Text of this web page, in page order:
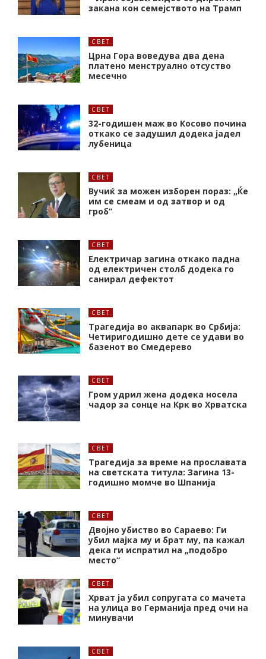
закана кон семејството на Трамп
СВЕТ
Црна Гора воведува два дена
платено менструално отсуство
месечно
СВЕТ
32-годишен маж во Косово почина
откако се задушил додека јадел
лубеница
СВЕТ
Вучиќ за можен изборен пораз: „Ќе
им се смеам и од затвор и од
гроб“
СВЕТ
Електричар загина откако падна
од електричен столб додека го
санирал дефектот
СВЕТ
Трагедија во аквапарк во Србија:
Четиригодишно дете се удави во
базенот во Смедерево
СВЕТ
Гром удрил жена додека носела
чадор за сонце на Крк во Хрватска
СВЕТ
Трагедија за време на прославата
на светската титула: Загина 13-
годишно момче во Шпанија
СВЕТ
Двојно убиство во Сараево: Ги
убил мајка му и брат му, па кажал
дека ги испратил на „подобро
место“
СВЕТ
Хрват ја убил сопругата со мачета
на улица во Германија пред очи на
минувачи
СВЕТ